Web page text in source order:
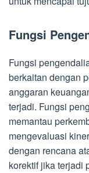
Fungsi
Fungsi
berkaitan dengan
anggaran
terjadi. Fungsi
memantau
mengevaluasi
dengan rencana
korektif jika terjadi